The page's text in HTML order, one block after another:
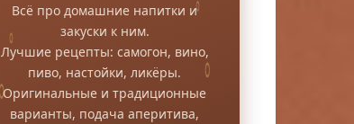
Всё про домашние напитки и
закуски к ним.
Лучшие рецепты: самогон, вино,
пиво, настойки, ликёры.
Оригинальные и традиционные
варианты, подача аперитива,